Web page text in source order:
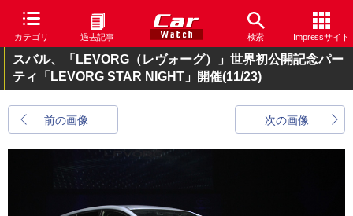
カテゴリ 過去記事 検索 Impressサイト
スバル、「LEVORG（レヴォーグ）」世界初公開記念パー
ティ「LEVORG STAR NIGHT」開催(11/23)
前の画像 次の画像